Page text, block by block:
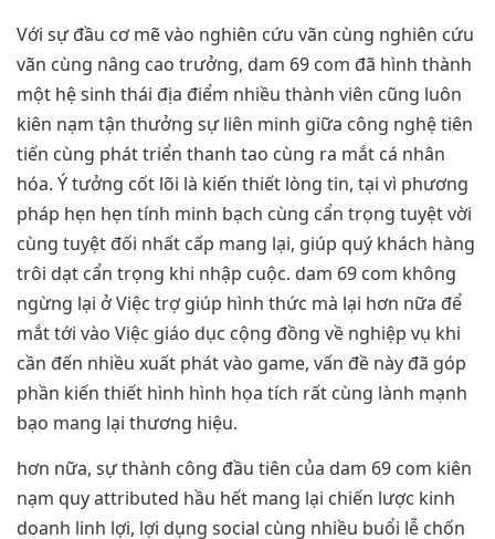
Với sự đầu cơ mẽ vào nghiên cứu vãn cùng nghiên cứu
vãn cùng nâng cao trưởng, dam 69 com đã hình thành
một hệ sinh thái địa điểm nhiều thành viên cũng luôn
kiên nạm tận thưởng sự liên minh giữa công nghệ tiên
tiến cùng phát triển thanh tao cùng ra mắt cá nhân
hóa. Ý tưởng cốt lõi là kiến thiết lòng tin, tại vì phương
pháp hẹn hẹn tính minh bạch cùng cẩn trọng tuyệt vời
cùng tuyệt đối nhất cấp mang lại, giúp quý khách hàng
trôi dạt cẩn trọng khi nhập cuộc. dam 69 com không
ngừng lại ở Việc trợ giúp hình thức mà lại hơn nữa để
mắt tới vào Việc giáo dục cộng đồng về nghiệp vụ khi
cần đến nhiều xuất phát vào game, vấn đề này đã góp
phần kiến thiết hình hình họa tích rất cùng lành mạnh
bạo mang lại thương hiệu.
hơn nữa, sự thành công đầu tiên của dam 69 com kiên
nạm quy attributed hầu hết mang lại chiến lược kinh
doanh linh lợi, lợi dụng social cùng nhiều buổi lễ chốn